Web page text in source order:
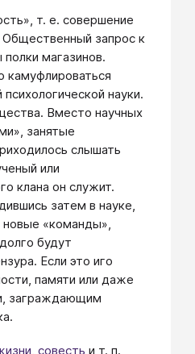
т. е. совершение
запрос к
магазинов.
камуфлироваться
науки.
Вместо научных
занятые
слышать
или
клана он служит.
затем в науке,
«команды»,
будут
Если это иго
памяти или даже
заграждающим
совесть и т. п.